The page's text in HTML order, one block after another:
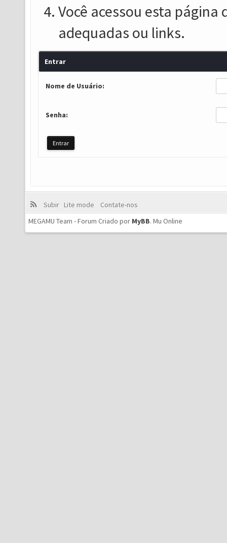
Você acessou esta
adequadas ou links.
Entrar
Nome de Usuário:
Senha:
Subir Lite mode
Contate-nos
MEGAMU Team - Forum Criado por MyBB. Mu Online